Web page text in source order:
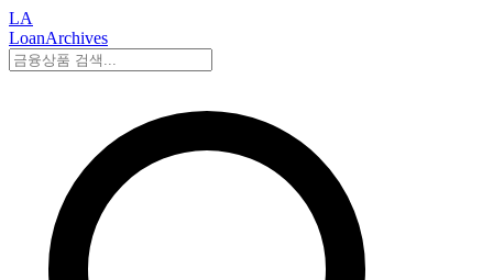
LA
LoanArchives